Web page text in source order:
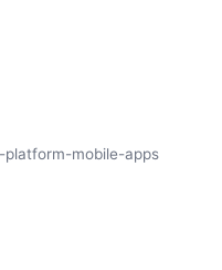
platform-mobile-apps